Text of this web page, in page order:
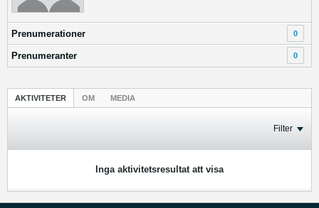
Prenumerationer 0
Prenumeranter 0
AKTIVITETER OM MEDIA
Filter
Inga aktivitetsresultat att visa